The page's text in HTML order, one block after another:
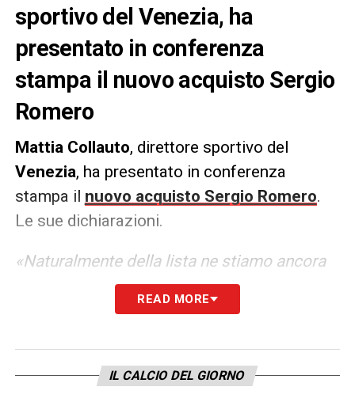
sportivo del Venezia, ha
presentato in conferenza
stampa il nuovo acquisto Sergio
Romero
Mattia Collauto, direttore sportivo del
Venezia, ha presentato in conferenza
stampa il nuovo acquisto Sergio Romero.
Le sue dichiarazioni.
«Naturalmente della lista ne stiamo ancora
discutendo, a breve prenderemo una
decisione. Vorrei arrivare al perché siamo
anche alle condizioni dei nostri portieri.
READ MORE
IL CALCIO DEL GIORNO